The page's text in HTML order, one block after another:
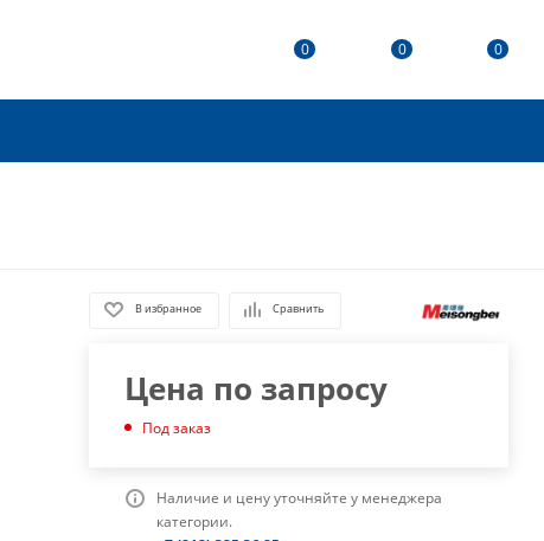
0 0 0
В избранное Сравнить
Цена по запросу
Под заказ
Наличие и цену уточняйте у менеджера
категории.